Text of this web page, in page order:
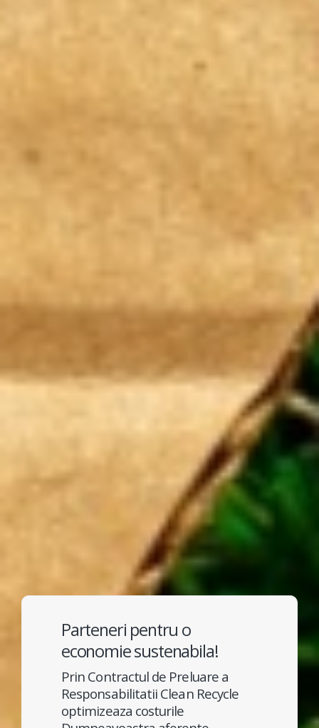
Parteneri pentru o
economie sustenabila!
Prin Contractul de Preluare a
Responsabilitatii Clean Recycle
optimizeaza costurile